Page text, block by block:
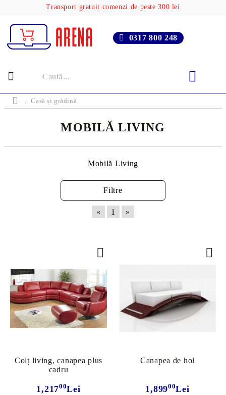
Transport gratuit comenzi de peste 300 lei
0317 800 248
Casă și grădină
MOBILĂ LIVING
Mobilă Living
Filtre
« 1 »
Colț living, canapea plus
cadru
1,21700Lei
Canapea de hol
1,89900Lei